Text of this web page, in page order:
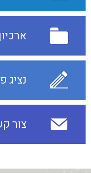
נציג
צור